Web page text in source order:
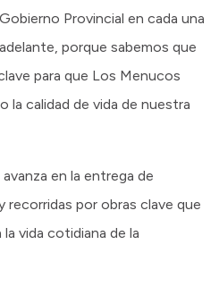
Provincial en cada una
porque sabemos que
para que Los Menucos
la calidad de vida de nuestra
en la entrega de
recorridas por obras clave que
vida cotidiana de la